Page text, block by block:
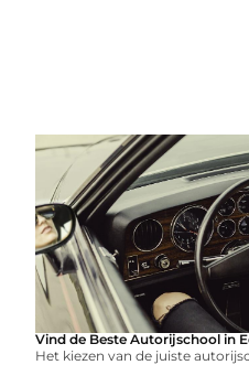
Vind de Beste Autorijschool in
Het kiezen van de juiste